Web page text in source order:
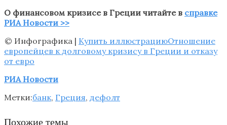
О финансовом кризисе в Греции читайте в справке
РИА Новости >>
© Инфографика | Купить иллюстрациюОтношение
европейцев к долговому кризису в Греции и отказу
от евро
РИА Новости
Метки:банк, Греция, дефолт
Похожие темы